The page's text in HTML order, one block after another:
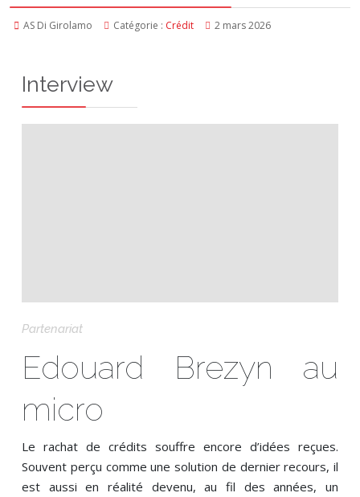
AS Di Girolamo Catégorie : Crédit 2 mars 2026
Partenariat
Edouard Brezyn au
micro
Le rachat de crédits souffre encore d’idées reçues.
Souvent perçu comme une solution de dernier recours, il
est aussi en réalité devenu, au fil des années, un
Interview